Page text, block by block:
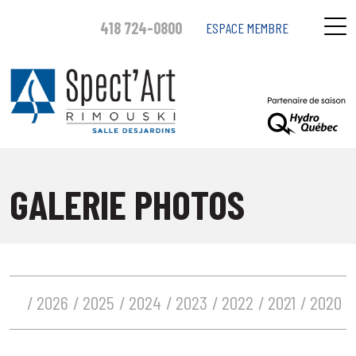
418 724-0800 ESPACE MEMBRE
GALERIE PHOTOS
2026 2025 2024 2023 2022 2021 2020